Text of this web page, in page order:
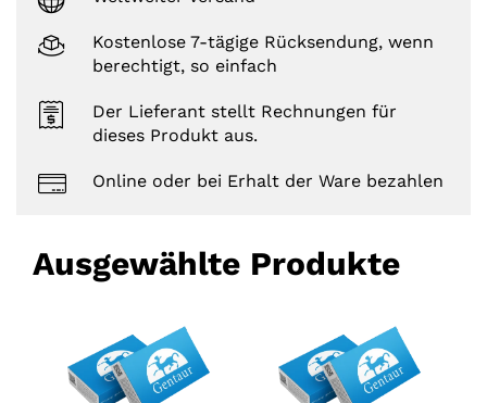
Kostenlose 7-tägige Rücksendung, wenn
berechtigt, so einfach
Der Lieferant stellt Rechnungen für
dieses Produkt aus.
Online oder bei Erhalt der Ware bezahlen
Ausgewählte Produkte